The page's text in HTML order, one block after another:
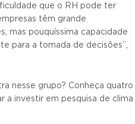
que o RH pode ter
têm grande
mas pouquíssima capacidade
para a tomada de decisões”,
nesse grupo? Conheça quatro
a investir em pesquisa de clima